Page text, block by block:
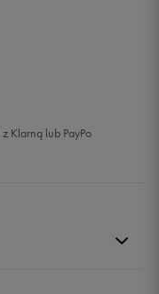
Klarną lub PayPo